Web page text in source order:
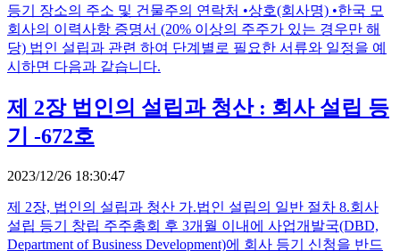
등기 장소의 주소 및 건물주의 연락처 •상호(회사명) •한국 모
회사의 이력사항 증명서 (20% 이상의 주주가 있는 경우만 해
당) 법인 설립과 관련 하여 단계별로 필요한 서류와 일정을 예
시하면 다음과 같습니다.
제 2장 법인의 설립과 청산 : 회사 설립 등
기 -672호
2023/12/26 18:30:47
제 2장, 법인의 설립과 청산 가.법인 설립의 일반 절차 8.회사
설립 등기 창립 주주총회 후 3개월 이내에 사업개발국(DBD,
Department of Business Development)에 회사 등기 신청을 반드